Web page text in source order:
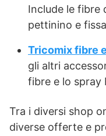
Include le fibre
pettinino e
Tricomix fibre
gli altri
fibre e lo spray
Tra i diversi shop
diverse offerte e